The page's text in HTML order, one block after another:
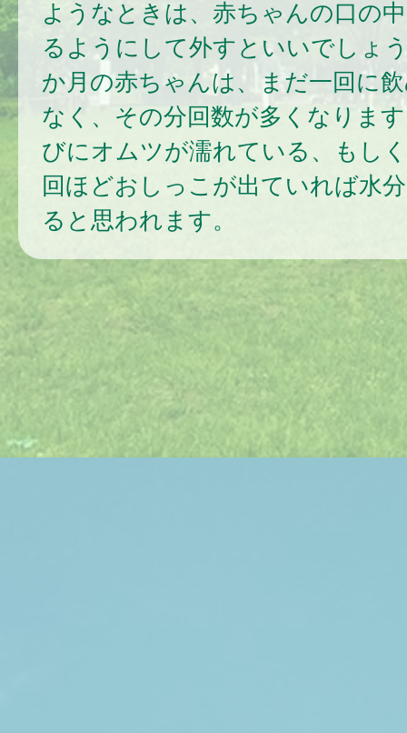
ようなときは、赤ちゃんの口の
るようにして外すといいでしょ
か月の赤ちゃんは、まだ一回に
なく、その分回数が多くなりま
びにオムツが濡れている、もし
回ほどおしっこが出ていれば水
ると思われます。